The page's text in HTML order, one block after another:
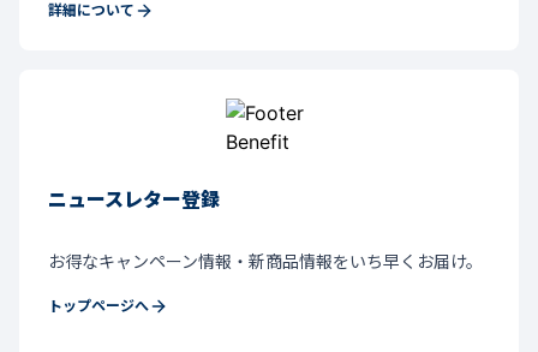
詳細について
ニュースレター登録
お得なキャンペーン情報・新商品情報をいち早くお届け。
トップページへ